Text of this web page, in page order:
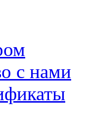
с нами